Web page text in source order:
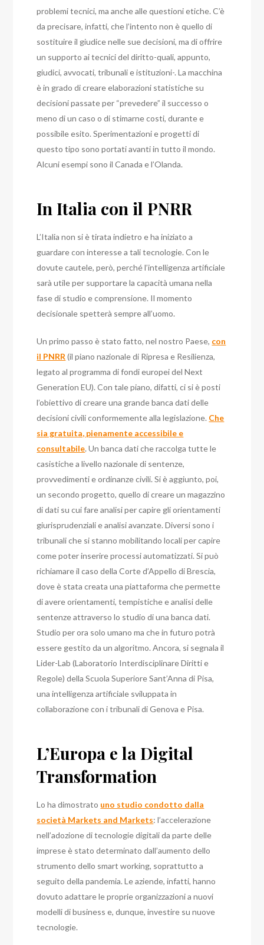
problemi tecnici, ma anche alle questioni etiche.C’è
da precisare, infatti, che l’intento non è quello di
sostituire il giudice nelle sue decisioni, ma di offrire
un supporto ai tecnici del diritto-quali, appunto,
giudici, avvocati, tribunali e istituzioni-. La macchina
è in grado di creare elaborazioni statistiche su
decisioni passate per “prevedere” il successo o
meno di un caso o di stimarne costi, durante e
possibile esito.Sperimentazioni e progetti di
questo tipo sono portati avanti in tutto il mondo.
Alcuni esempi sono il Canada e l’Olanda.
In Italia con il PNRR
L’Italia non si è tirata indietro e ha iniziato a
guardare con interesse a tali tecnologie.Con le
dovute cautele, però, perché l’intelligenza artificiale
sarà utile per supportare la capacità umana nella
fase di studio e comprensione. Il momento
decisionale spetterà sempre all’uomo.
Un primo passo è stato fatto, nel nostro Paese, con
il PNRR (il piano nazionale di Ripresa e Resilienza,
legato al programma di fondi europei del Next
Generation EU). Con tale piano, difatti, ci si è posti
l’obiettivo di creare una grande banca dati delle
decisioni civili conformemente alla legislazione. Che
sia gratuita, pienamente accessibile e
consultabile. Un banca dati che raccolga tutte le
casistiche a livello nazionale di sentenze,
provvedimenti e ordinanze civili. Si è aggiunto, poi,
un secondo progetto, quello di creare un magazzino
di dati su cui fare analisi per capire gli orientamenti
giurisprudenziali e analisi avanzate.Diversi sono i
tribunali che si stanno mobilitando locali per capire
come poter inserire processi automatizzati. Si può
richiamare il caso della Corte d’Appello di Brescia,
dove è stata creata una piattaforma che permette
di avere orientamenti, tempistiche e analisi delle
sentenze attraverso lo studio di una banca dati.
Studio per ora solo umano ma che in futuro potrà
essere gestito da un algoritmo.Ancora, si segnala il
Lider-Lab (Laboratorio Interdisciplinare Diritti e
Regole) della Scuola Superiore Sant’Anna di Pisa,
una intelligenza artificiale sviluppata in
collaborazione con i tribunali di Genova e Pisa.
L’Europa e la Digital
Transformation
Lo ha dimostrato uno studio condotto dalla
società Markets and Markets: l’accelerazione
nell’adozione di tecnologie digitali da parte delle
imprese è stato determinato dall’aumento dello
strumento dello smart working, soprattutto a
seguito della pandemia. Le aziende, infatti, hanno
dovuto adattare le proprie organizzazioni a nuovi
modelli di business e, dunque, investire su nuove
tecnologie.